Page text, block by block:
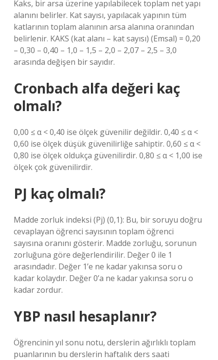
Kaks, bir arsa üzerine yapılabilecek toplam net yapı
alanını belirler. Kat sayısı, yapılacak yapının tüm
katlarının toplam alanının arsa alanına oranından
belirlenir. KAKS (kat alanı – kat sayısı) (Emsal) = 0,20
– 0,30 – 0,40 – 1,0 – 1,5 – 2,0 – 2,07 – 2,5 – 3,0
arasında değişen bir sayıdır.
Cronbach alfa değeri kaç
olmalı?
0,00 ≤ α < 0,40 ise ölçek güvenilir değildir. 0,40 ≤ α <
0,60 ise ölçek düşük güvenilirliğe sahiptir. 0,60 ≤ α <
0,80 ise ölçek oldukça güvenilirdir. 0,80 ≤ α < 1,00 ise
ölçek çok güvenilirdir.
PJ kaç olmalı?
Madde zorluk indeksi (Pj) (0,1): Bu, bir soruyu doğru
cevaplayan öğrenci sayısının toplam öğrenci
sayısına oranını gösterir. Madde zorluğu, sorunun
zorluğuna göre değerlendirilir. Değer 0 ile 1
arasındadır. Değer 1’e ne kadar yakınsa soru o
kadar kolaydır. Değer 0’a ne kadar yakınsa soru o
kadar zordur.
YBP nasıl hesaplanır?
Öğrencinin yıl sonu notu, derslerin ağırlıklı toplam
puanlarının bu derslerin haftalık ders saati